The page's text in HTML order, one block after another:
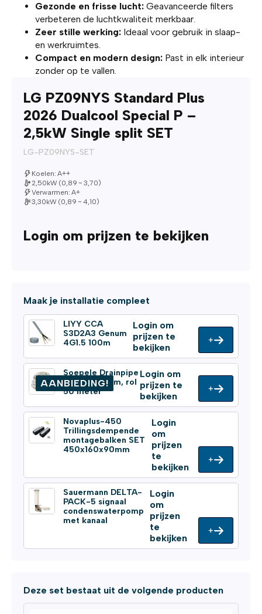
Gezonde en frisse lucht: Geavanceerde filters
verbeteren de luchtkwaliteit merkbaar.
Zeer stille werking: Ideaal voor gebruik in slaap-
en werkruimtes.
Compact en modern design: Past in elk interieur
zonder op te vallen.
LG PZ09NYS Standard Plus
2026 Dualcool Special P –
2,5kW Single split SET
LG-PZ09NYS-SET
Koelen: A++
2,50kW (0,89 ~ 3,70)
Verwarmen: A+
3,30kW (0,89 ~ 4,10)
Login om prijzen te bekijken
Maak je installatie compleet
LIYY CCA
S3D2A3 Genum
4G1.5 100m
Login om
prijzen te
bekijken
+
AANBIEDING!
Soepele Drainpipe
Ø 16/18/20mm, rol
50 meter
Login om
prijzen te
bekijken
+
Novaplus-450
Trillingsdempende
montagebalken SET
450x160x90mm
Login
om
prijzen
te
bekijken
+
Sauermann DELTA-
PACK-5 signaal
condenswaterpomp
met kanaal
Login
om
prijzen
te
bekijken
+
Deze set bestaat uit de volgende producten